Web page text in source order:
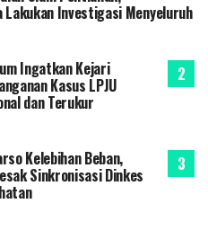
Investigasi Menyeluruh
Ingatkan Kejari
Kasus LPJU
dan Terukur
Kelebihan Beban,
Sinkronisasi Dinkes